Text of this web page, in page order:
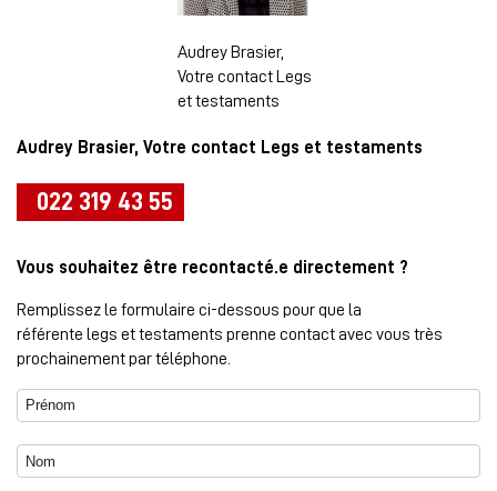
Audrey Brasier,
Votre contact Legs
et testaments
Audrey Brasier, Votre contact Legs et testaments
022 319 43 55
Vous souhaitez être recontacté.e directement ?
Remplissez le formulaire ci-dessous pour que la
référente legs et testaments prenne contact avec vous très
prochainement par téléphone.